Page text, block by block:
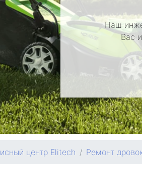
Наш
Вас
центр Elitech Ремонт